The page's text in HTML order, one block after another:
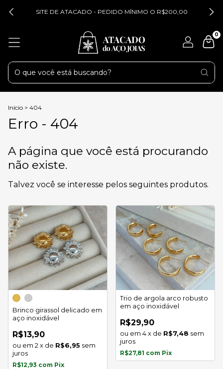
SITE DE ATACADO - PEDIDO MÍNIMO O R$200,00
0
Início > 404
Erro - 404
A página que você está procurando
não existe.
Talvez você se interesse pelos seguintes produtos.
Brinco girassol delicado em
aço inoxidável
R$13,90
2 x de R$6,95 sem
juros
R$12,93 com Pix
Trio de argola arco robusto
em aço inoxidável
R$29,90
4x de R$7,48 sem
juros
R$27,81 com Pix